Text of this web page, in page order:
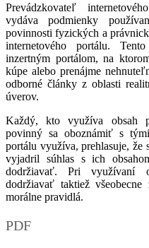
Prevádzkovateľ
vydáva podmienky
povinnosti fyzických a
internetového portálu.
inzertným portálom, na
kúpe alebo prenájme
odborné články z oblasti
úverov.
Každý, kto využíva obsah
povinný sa oboznámiť s
portálu využíva, prehlasuje, že
vyjadril súhlas s ich
dodržiavať. Pri využívaní
dodržiavať taktiež
morálne pravidlá.
PDF